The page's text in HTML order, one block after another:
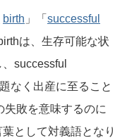
birth 」「 successful
は、生存可能な状
successful
なく出産に至ること
失敗を意味するのに
として対義語となり